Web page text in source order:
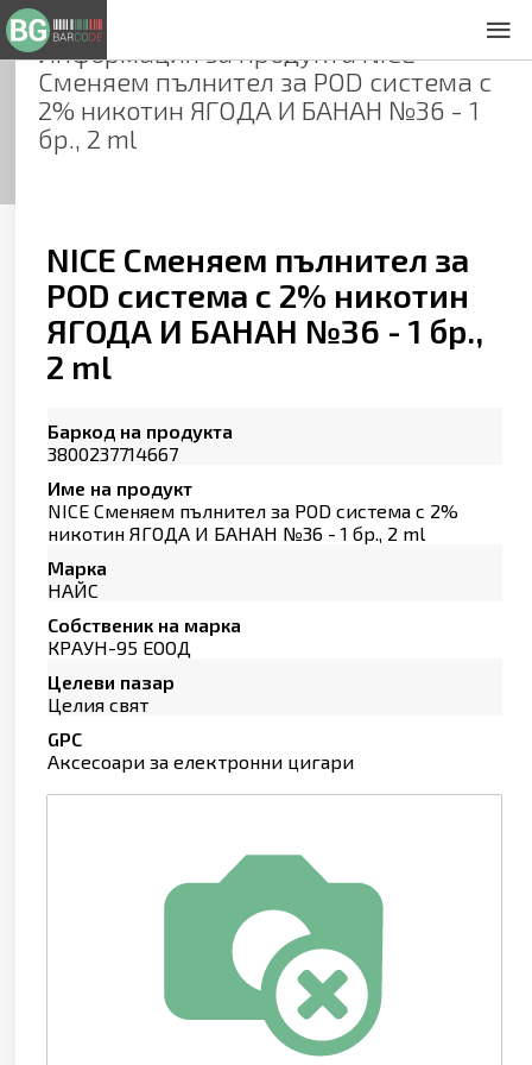
Информация за продуктаNICE
Сменяем пълнител за POD система с
2% никотин ЯГОДА И БАНАН №36 - 1
бр., 2 ml
NICE Сменяем пълнител за
POD система с 2% никотин
ЯГОДА И БАНАН №36 - 1 бр.,
2 ml
Баркод на продукта
3800237714667
Име на продукт
NICE Сменяем пълнител за POD система с 2%
никотин ЯГОДА И БАНАН №36 - 1 бр., 2 ml
Марка
НАЙС
Собственик на марка
КРАУН-95 ЕООД
Целеви пазар
Целия свят
GPC
Аксесоари за електронни цигари
Общи условия
Декларация за проверителност